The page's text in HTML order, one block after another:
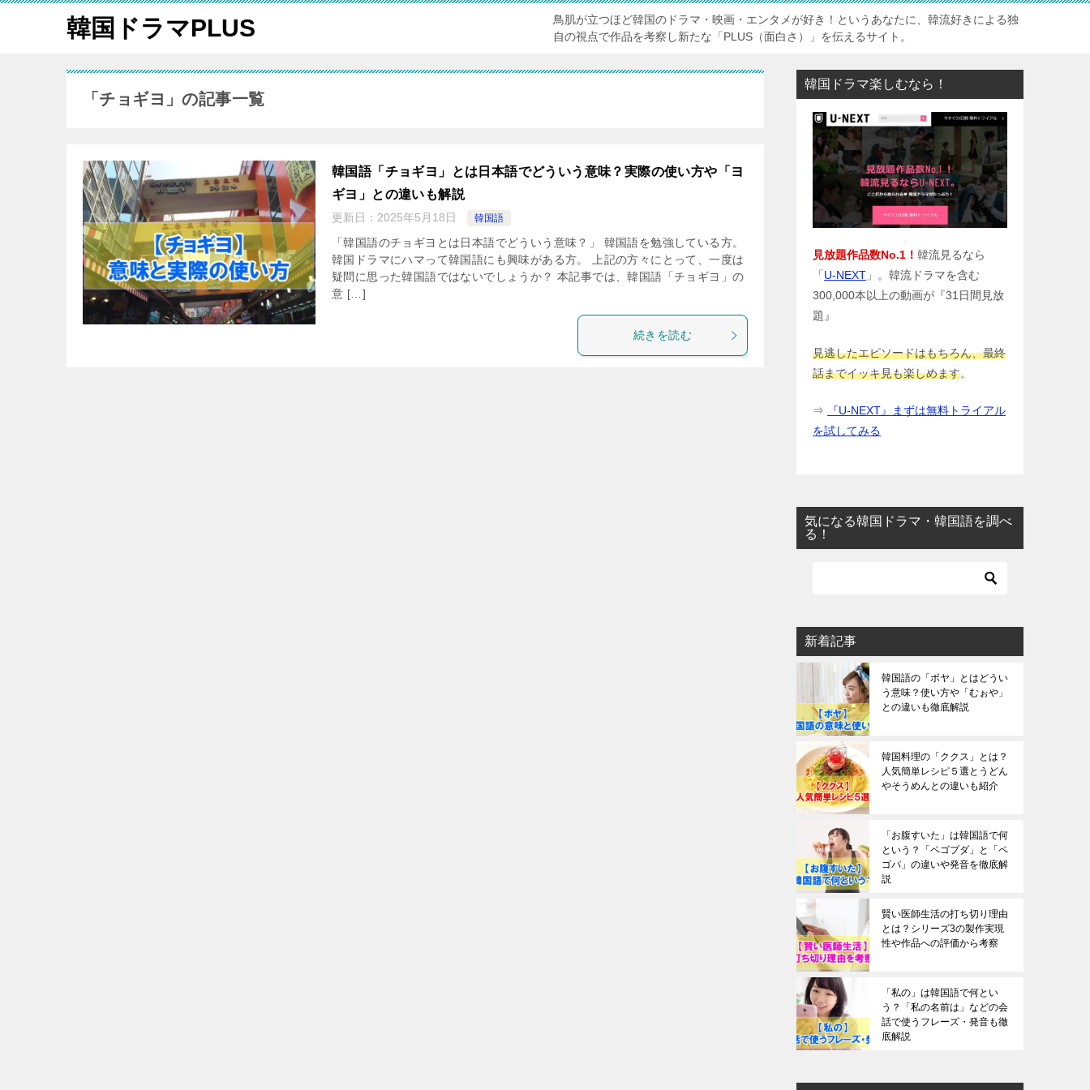
韓国ドラマPLUS
鳥肌が立つほど韓国のドラマ・映画・エンタメが好き！というあなたに、韓流好きによる独
自の視点で作品を考察し新たな「PLUS（面白さ）」を伝えるサイト。
「チョギヨ」の記事一覧
韓国語「チョギヨ」とは日本語でどういう意味？実際の使い方や「ヨ
ギヨ」との違いも解説
更新日： 2025年5月18日 韓国語
「韓国語のチョギヨとは日本語でどういう意味？」 韓国語を勉強している方。
韓国ドラマにハマって韓国語にも興味がある方。 上記の方々にとって、一度は
疑問に思った韓国語ではないでしょうか？ 本記事では、韓国語「チョギヨ」の
意 […]
続きを読む
韓国ドラマ楽しむなら！
見放題作品数No.1！ 韓流見るなら
「 U-NEXT 」。韓流ドラマを含む
300,000本以上の動画が『31日間見放
題』
見逃したエピソードはもちろん、最終
話までイッキ見も楽しめます。
⇒
『U-NEXT』まずは無料トライアル
を試してみる
気になる韓国ドラマ・韓国語を調べ
る！
新着記事
韓国語の「ボヤ」とはどうい
う意味？使い方や「むぉや」
との違いも徹底解説
韓国料理の「ククス」とは？
人気簡単レシピ５選とうどん
やそうめんとの違いも紹介
「お腹すいた」は韓国語で何
という？「ペゴプダ」と「ペ
ゴパ」の違いや発音を徹底解
説
賢い医師生活の打ち切り理由
とは？シリーズ3の製作実現
性や作品への評価から考察
「私の」は韓国語で何とい
う？「私の名前は」などの会
話で使うフレーズ・発音も徹
底解説